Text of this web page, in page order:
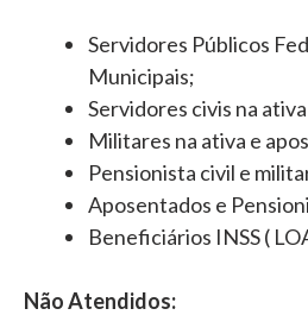
Servidores Públicos
Municipais;
Servidores civis na
Militares na ativa e
Pensionista civil e
Aposentados e
Beneficiários INSS (
Não Atendidos: